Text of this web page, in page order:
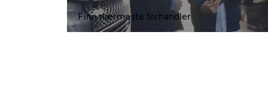
Finn nærmeste forhandler